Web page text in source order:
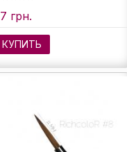
грн.
КУПИТЬ